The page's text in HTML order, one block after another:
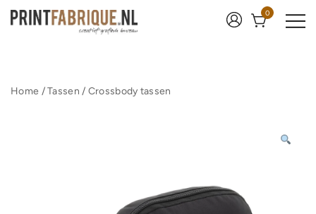
naar
0
Home /Tassen / Crossbody tassen